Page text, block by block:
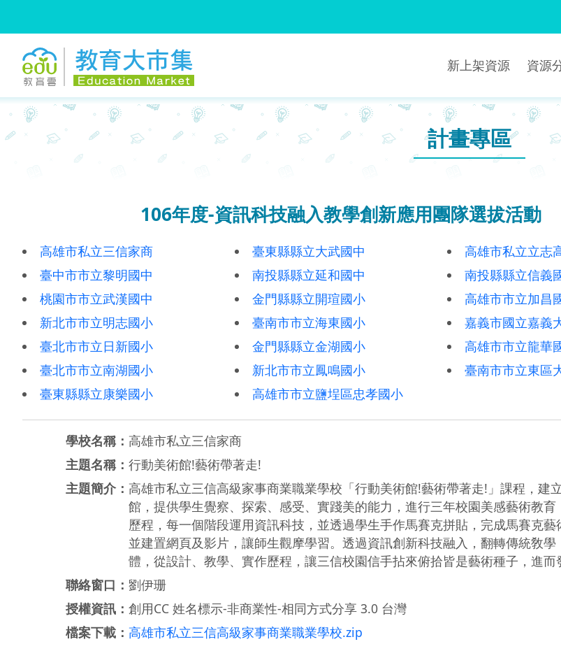
新上架資源 資源
計畫專區
106年度-資訊科技融入教學創新應用團隊選拔活動
高雄市私立三信家商 臺東縣縣立大武國中
高雄市私立立志
臺中市市立黎明國中
南投縣縣立延和國中
南投縣縣立信義
桃園市市立武漢國中
金門縣縣立開瑄國小
高雄市市立加昌
新北市市立明志國小
臺南市市立海東國小
嘉義市國立嘉義
臺北市市立日新國小
金門縣縣立金湖國小
高雄市市立龍華
臺北市市立南湖國小
新北市市立鳳鳴國小
臺南市市立東區
臺東縣縣立康樂國小
高雄市市立鹽埕區忠孝國小
學校名稱： 高雄市私立三信家商
主題名稱： 行動美術館!藝術帶著走!
主題簡介： 高雄市私立三信高級家事商業職業學校「行動美術館!藝術帶著走!」課程，建
館，提供學生覺察、探索、感受、實踐美的能力，進行三年校園美感藝術教育
歷程，每一個階段運用資訊科技，並透過學生手作馬賽克拼貼，完成馬賽克藝
並建置網頁及影片，讓師生觀摩學習。透過資訊創新科技融入，翻轉傳統敎學
體，從設計、教學、實作歷程，讓三信校園信手拈來俯拾皆是藝術種子，進而
聯絡窗口： 劉伊珊
授權資訊： 創用CC 姓名標示-非商業性-相同方式分享 3.0 台灣
檔案下載： 高雄市私立三信高級家事商業職業學校.zip